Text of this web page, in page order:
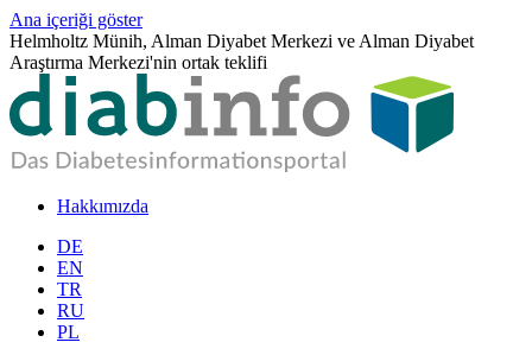
Ana içeriği göster
Helmholtz Münih, Alman Diyabet Merkezi ve Alman Diyabet
Araştırma Merkezi'nin ortak teklifi
Hakkımızda
DE
EN
TR
RU
PL